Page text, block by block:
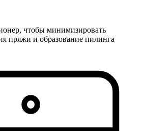
чтобы минимизировать
пряжи и образование пилинга